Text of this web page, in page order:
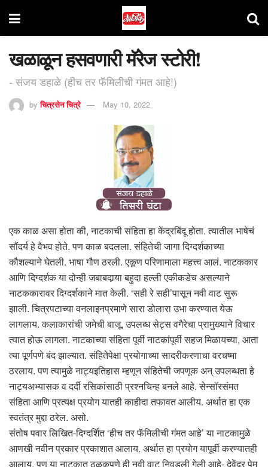
खळाळून हसवणारी मॅरेज स्टोरी!
- संजय डहाळे (हीच तर फॅमिलीची गंमत आहे!)
by चित्रसेन चित्रे May 10, 2022
एक काळ असा होता की, नाटकाची संहिता हा केंद्रबिंदू होता. त्यातील भाषेचं
सौंदर्य हे वैभव होते. पण काळ बदलला. संहितेची जागा दिग्दर्शकाच्या
कौशल्याने घेतली. भाषा गौण ठरली. एकूण परिणामाला महत्त्व आलं. नाटककार
आणि दिग्दर्शक या दोन्ही जबाबदार्‍या बहुदा हल्ली एकीकडेच असल्याने
नाटककारावर दिग्दर्शकाने मात केली. ‘सही रे सही’पासून नवी वाट सुरू
झाली. चित्रपटाच्या वनलाइनप्रमाणे सारा डोलारा उभा करण्यात येऊ
लागलाय. कलाकारांची जमेची बाजू, उपलब्ध सेट्स वगैरेचा प्रामुख्याने विचार
त्यात होऊ लागला. नाटकाच्या संहिता पूर्वी नाटकांपूर्वी सहज मिळायच्या, आता
त्या पूर्णपणे बंद झाल्यात. संहितेपेक्षा प्रयोगाच्या सादरीकरणाचा वरचष्मा
ठरलाय. पण त्यामुळे नाट्यइतिहास म्हणून संहितेची जपणूक अन् उपलब्धता हे
नाट्यअभ्यासक व दर्दी रसिकांसाठी प्रश्नचिन्ह बनले आहे. सेन्सॉरसंमत
संहिता आणि प्रत्यक्ष प्रयोग यातही काहीदा तफावत आलीय. अर्थात हा एक
स्वतंत्र मुद्दा ठरेल. असो.
संतोष पवार लिखित-दिग्दर्शित ‘हीच तर फॅमिलीची गंमत आहे’ या नाटकामुळे
आणखी नवीन प्रकार प्रकाशात आलाय. अर्थात हा प्रयोग यापूर्वी करण्यातही
आलाय, पण या नाटकात ठळकपणे ही नवी वाट निवडली गेली आहे- देवेंद्र पेम